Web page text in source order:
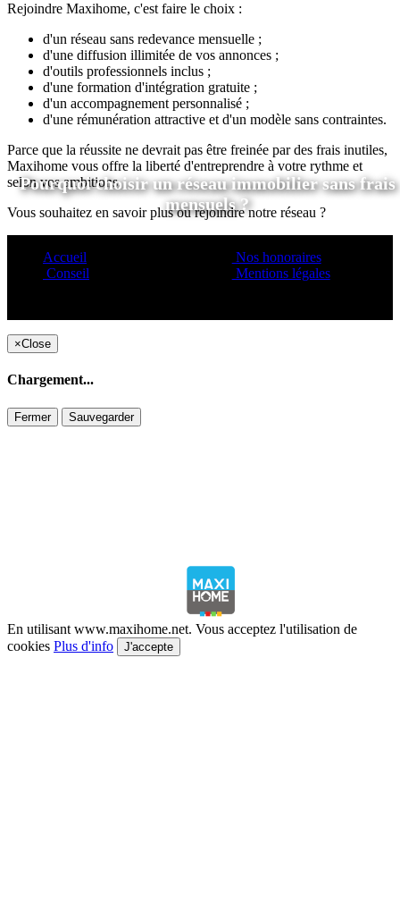
Pourquoi choisir un réseau immobilier sans frais
mensuels ?
Rejoindre Maxihome, c'est faire le choix :
d'un réseau sans redevance mensuelle ;
d'une diffusion illimitée de vos annonces ;
d'outils professionnels inclus ;
d'une formation d'intégration gratuite ;
d'un accompagnement personnalisé ;
d'une rémunération attractive et d'un modèle sans contraintes.
Parce que la réussite ne devrait pas être freinée par des frais inutiles,
Maxihome vous offre la liberté d'entreprendre à votre rythme et
selon vos ambitions.
Vous souhaitez en savoir plus ou rejoindre notre réseau ?
Accueil
Conseil
Nos honoraires
Mentions légales
×Close
Chargement...
Fermer Sauvegarder
En utilisant www.maxihome.net. Vous acceptez l'utilisation de
cookies Plus d'info J'accepte